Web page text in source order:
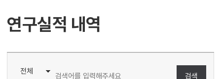
연구실적 내역
검색